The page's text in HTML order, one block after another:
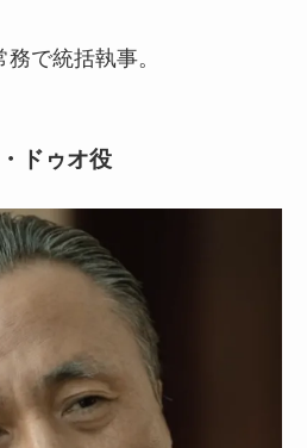
で統括執事。
ドゥオ役